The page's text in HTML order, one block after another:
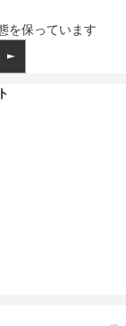
を保っています